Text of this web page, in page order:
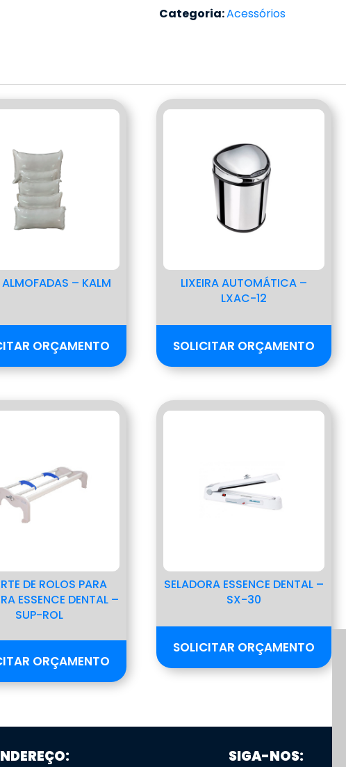
DE
PAPEL
Categoria:Acessórios
ALMOFADAS – KALM
ORÇAMENTO
LIXEIRA AUTOMÁTICA –
LXAC-12
SOLICITAR ORÇAMENTO
DE ROLOS PARA
ESSENCE DENTAL –
SUP-ROL
ORÇAMENTO
SELADORA ESSENCE DENTAL –
SX-30
SOLICITAR ORÇAMENTO
SIGA-NOS: